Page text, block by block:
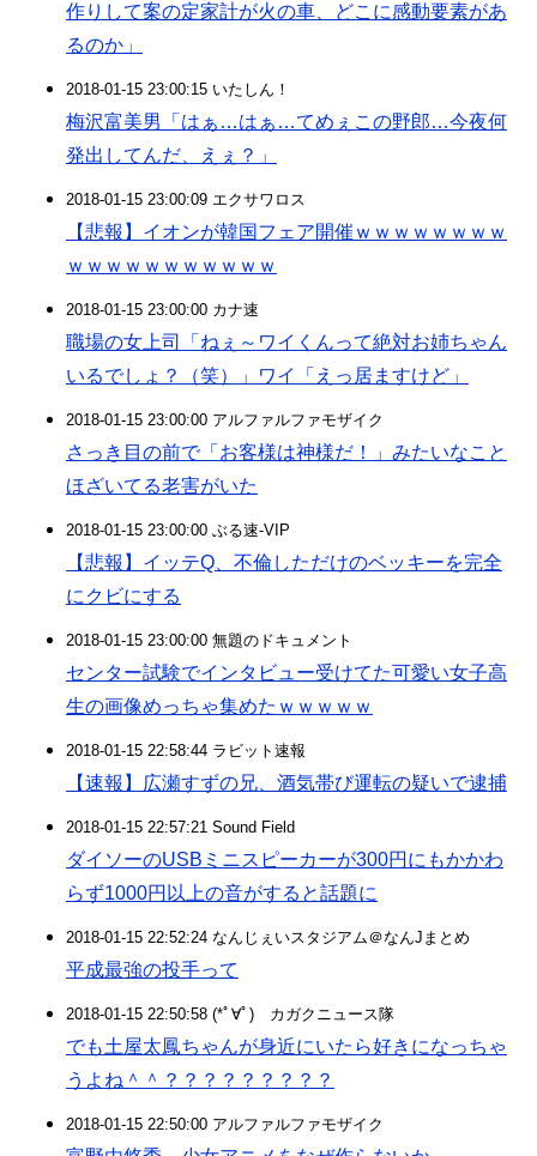
作りして案の定家計が火の車、どこに感動要素があ
るのか」
2018-01-15 23:00:15 いたしん！
梅沢富美男「はぁ…はぁ…てめぇこの野郎…今夜何
発出してんだ、えぇ？」
2018-01-15 23:00:09 エクサワロス
【悲報】イオンが韓国フェア開催ｗｗｗｗｗｗｗｗ
ｗｗｗｗｗｗｗｗｗｗｗ
2018-01-15 23:00:00 カナ速
職場の女上司「ねぇ～ワイくんって絶対お姉ちゃん
いるでしょ？（笑）」ワイ「えっ居ますけど」
2018-01-15 23:00:00 アルファルファモザイク
さっき目の前で「お客様は神様だ！」みたいなこと
ほざいてる老害がいた
2018-01-15 23:00:00 ぶる速-VIP
【悲報】イッテQ、不倫しただけのベッキーを完全
にクビにする
2018-01-15 23:00:00 無題のドキュメント
センター試験でインタビュー受けてた可愛い女子高
生の画像めっちゃ集めたｗｗｗｗｗ
2018-01-15 22:58:44 ラビット速報
【速報】広瀬すずの兄、酒気帯び運転の疑いで逮捕
2018-01-15 22:57:21 Sound Field
ダイソーのUSBミニスピーカーが300円にもかかわ
らず1000円以上の音がすると話題に
2018-01-15 22:52:24 なんじぇいスタジアム＠なんJまとめ
平成最強の投手って
2018-01-15 22:50:58 (*ﾟ∀ﾟ)ゞカガクニュース隊
でも土屋太鳳ちゃんが身近にいたら好きになっちゃ
うよね＾＾？？？？？？？？？
2018-01-15 22:50:00 アルファルファモザイク